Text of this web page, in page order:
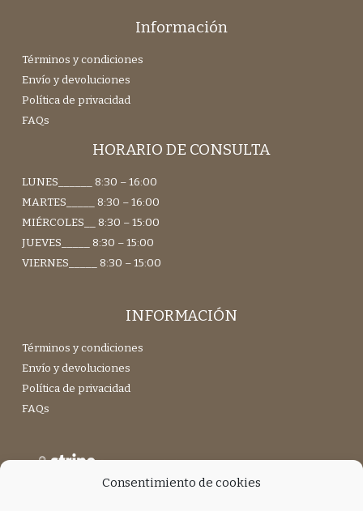
Consentimiento de cookies
Información
Términos y condiciones
Envío y devoluciones
Política de privacidad
FAQs
HORARIO DE CONSULTA
LUNES______ 8:30 – 16:00
MARTES_____ 8:30 – 16:00
MIÉRCOLES__ 8:30 – 15:00
JUEVES_____ 8:30 – 15:00
VIERNES_____ 8:30 – 15:00
INFORMACIÓN
Términos y condiciones
Envío y devoluciones
Política de privacidad
FAQs